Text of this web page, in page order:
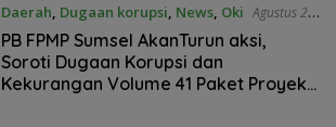
Daerah, Dugaan korupsi, News, Oki Agustus 2,
2026
PB FPMP Sumsel AkanTurun aksi,
Soroti Dugaan Korupsi dan
Kekurangan Volume 41 Paket Proyek